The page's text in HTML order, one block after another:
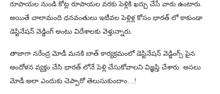
రూపాయల నుండి కోట్ల రూపాయల వరకు పెళ్లికి ఖర్చు చేసే వారు ఉంటారు.
అయితే చాలామంది ధనవంతులు ఇటీవల పెళ్లిళ్ల కోసం భారత్ లో కాకుండా
డెస్టినేషన్ వెడ్డింగ్ అంటు విదేశాలకు వెళ్తున్నారు.
తాజాగా నరేంద్ర మోడీ మనకి బాత్ కార్యక్రమంలో డెస్టినేషన్ వెడ్డింగ్స్ పైన
ఆందోళన వ్యక్తం చేసి భారత్ లోనే పెళ్లి చేసుకోవాలని విజ్ఞప్తి చేశారు. అసలు
మోడీ అలా ఎందుకు చెప్పారో తెలుసుకుందాం…!